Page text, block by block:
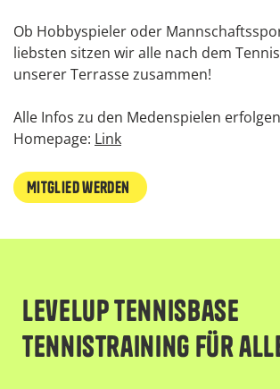
Ob Hobbyspieler oder
liebsten sitzen wir alle nach dem
unserer Terrasse zusammen!
Alle Infos zu den Medenspielen
Homepage: Link
Mitglied werden
LevelUp Tennisbase
Tennistraining für